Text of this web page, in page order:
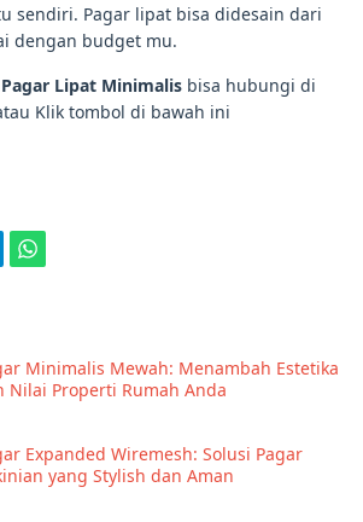
sendiri. Pagar lipat bisa didesain dari
dengan budget mu.
Pagar Lipat Minimalis bisa hubungi di
Klik tombol di bawah ini
Minimalis Mewah: Menambah Estetika
Nilai Properti Rumah Anda
Expanded Wiremesh: Solusi Pagar
yang Stylish dan Aman